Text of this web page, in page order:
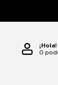
¡Hola!
O